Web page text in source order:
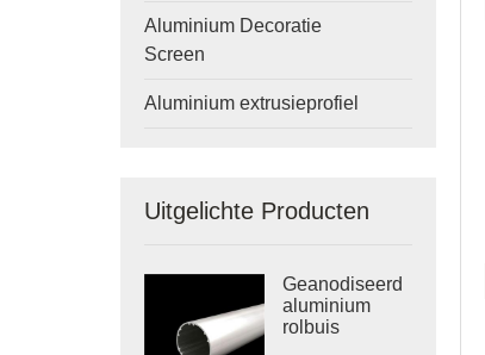
Aluminium Decoratie
Screen
Aluminium extrusieprofiel
Uitgelichte Producten
Geanodiseerd
aluminium
rolbuis